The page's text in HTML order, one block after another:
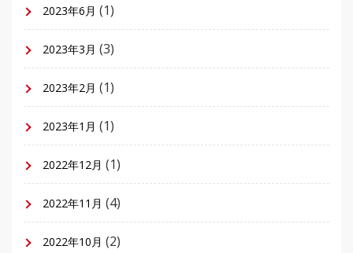
2023年6月 (1)
2023年3月 (3)
2023年2月 (1)
2023年1月 (1)
2022年12月 (1)
2022年11月 (4)
2022年10月 (2)